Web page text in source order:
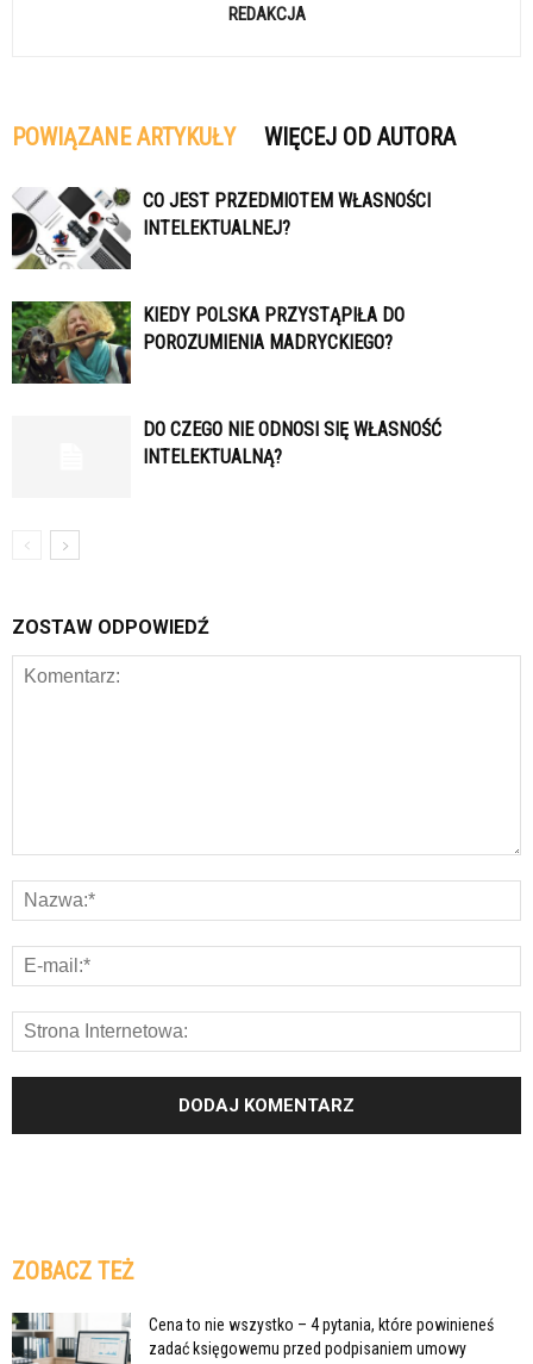
REDAKCJA
POWIĄZANE ARTYKUŁY WIĘCEJ OD AUTORA
CO JEST PRZEDMIOTEM WŁASNOŚCI
INTELEKTUALNEJ?
KIEDY POLSKA PRZYSTĄPIŁA DO
POROZUMIENIA MADRYCKIEGO?
DO CZEGO NIE ODNOSI SIĘ WŁASNOŚĆ
INTELEKTUALNĄ?
ZOSTAW ODPOWIEDŹ
ZOBACZ TEŻ
Cena to nie wszystko – 4 pytania, które powinieneś
zadać księgowemu przed podpisaniem umowy